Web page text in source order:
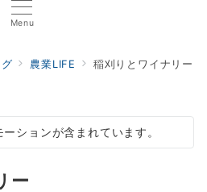
Menu
農業LIFE 稲刈りとワイナリー
ションが含まれています。
ー